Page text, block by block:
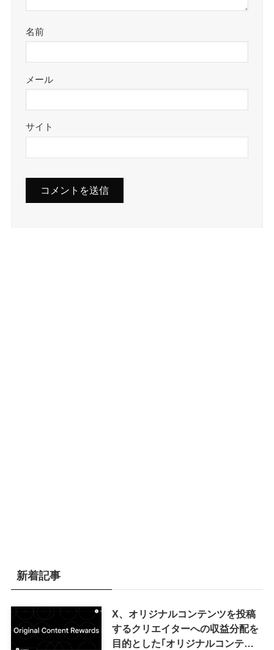
名前
メール
サイト
新着記事
X、オリジナルコンテンツを投稿
するクリエイターへの収益分配を
目的とした｢オリジナルコンテン